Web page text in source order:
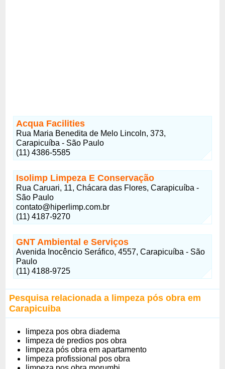
Acqua Facilities
Rua Maria Benedita de Melo Lincoln, 373,
Carapicuíba - São Paulo
(11) 4386-5585
Isolimp Limpeza E Conservação
Rua Caruari, 11, Chácara das Flores, Carapicuíba -
São Paulo
contato@hiperlimp.com.br
(11) 4187-9270
GNT Ambiental e Serviços
Avenida Inocêncio Seráfico, 4557, Carapicuíba - São
Paulo
(11) 4188-9725
Pesquisa relacionada a limpeza pós obra em
Carapicuiba
limpeza pos obra diadema
limpeza de predios pos obra
limpeza pós obra em apartamento
limpeza profissional pos obra